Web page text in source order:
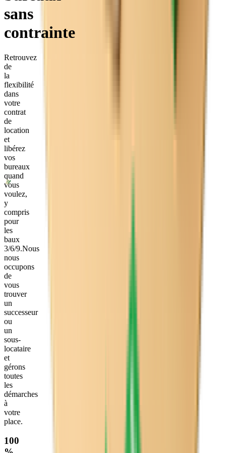
sans
contrainte
Retrouvez
de
la
flexibilité
dans
votre
contrat
de
location
et
libérez
vos
bureaux
quand
vous
voulez,
y
compris
pour
les
baux
3/6/9.Nous
nous
occupons
de
vous
trouver
un
successeur
ou
un
sous-
locataire
et
gérons
toutes
les
démarches
à
votre
place.
100